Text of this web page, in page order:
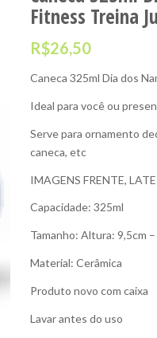
Fitness Treina
R$26,50
Caneca 325ml Dia dos
Ideal para você ou
Serve para ornamento
caneca, etc
IMAGENS FRENTE,
Capacidade: 325ml
Tamanho: Altura: 9,5cm
Material: Cerâmica
Produto novo com caixa
Lavar antes do uso